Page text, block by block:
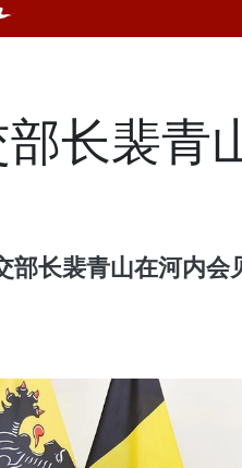
长裴青
部长裴青山在河内